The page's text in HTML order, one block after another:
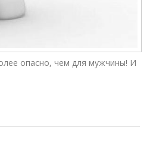
опасно, чем для мужчины! И